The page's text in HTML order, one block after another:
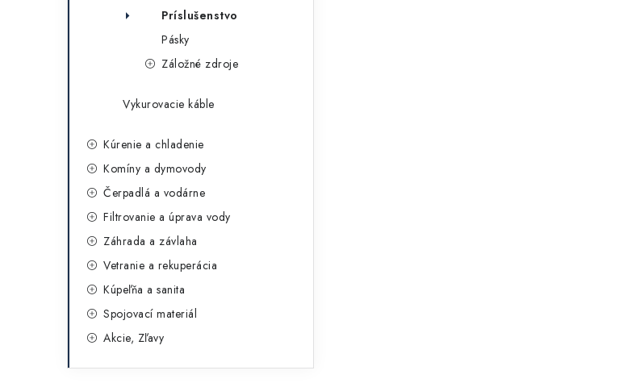
Príslušenstvo
Pásky
Záložné zdroje
Vykurovacie káble
Kúrenie a chladenie
Komíny a dymovody
Čerpadlá a vodárne
Filtrovanie a úprava vody
Záhrada a závlaha
Vetranie a rekuperácia
Kúpeľňa a sanita
Spojovací materiál
Akcie, Zľavy